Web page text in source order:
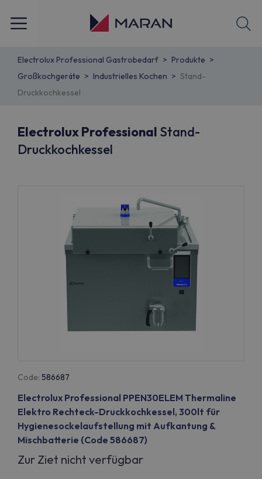
Electrolux Professional Gastrobedarf
Produkte
Großkochgeräte
Industrielles Kochen
Stand-
Druckkochkessel
Electrolux Professional Stand-
Druckkochkessel
Code: 586687
Electrolux Professional PPEN30ELEM Thermaline
Elektro Rechteck-Druckkochkessel, 300lt für
Hygienesockelaufstellung mit Aufkantung &
Mischbatterie (Code 586687)
Zur Ziet nicht verfügbar